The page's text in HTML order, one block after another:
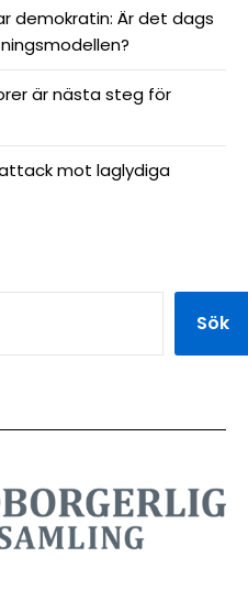
demokratin: Är det dags
är nästa steg för
mot laglydiga
Sök